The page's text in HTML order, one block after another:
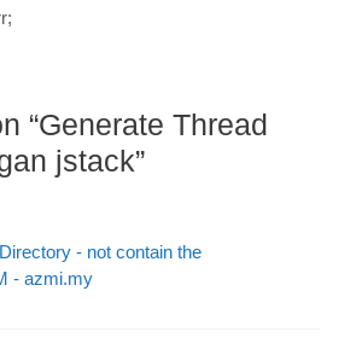
“Generate Thread
jstack”
- not contain the
- azmi.my